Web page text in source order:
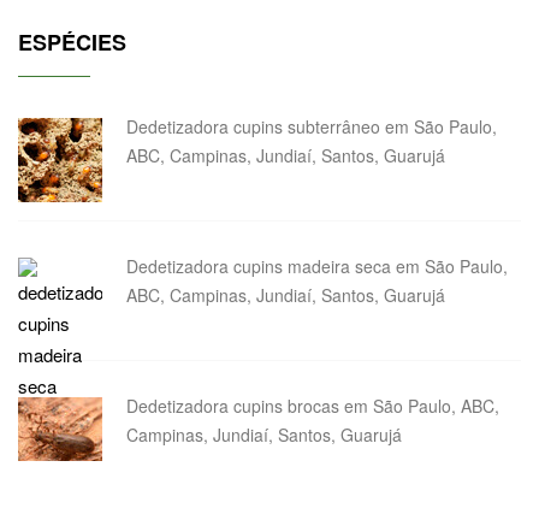
ESPÉCIES
Dedetizadora cupins subterrâneo em São Paulo,
ABC, Campinas, Jundiaí, Santos, Guarujá
Dedetizadora cupins madeira seca em São Paulo,
ABC, Campinas, Jundiaí, Santos, Guarujá
Dedetizadora cupins brocas em São Paulo, ABC,
Campinas, Jundiaí, Santos, Guarujá